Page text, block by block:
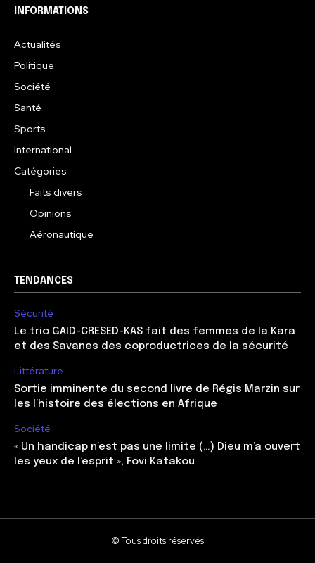
INFORMATIONS
Actualités
Politique
Société
Santé
Sports
International
Catégories
Faits divers
Opinions
Aéronautique
TENDANCES
Sécurité
Le trio GAID-CRESED-KAS fait des femmes de la Kara
et des Savanes des coproductrices de la sécurité
Littérature
Sortie imminente du second livre de Régis Marzin sur
les l’histoire des élections en Afrique
Société
« Un handicap n’est pas une limite (…) Dieu m’a ouvert
les yeux de l’esprit », Fovi Katakou
© Tous droits réservés